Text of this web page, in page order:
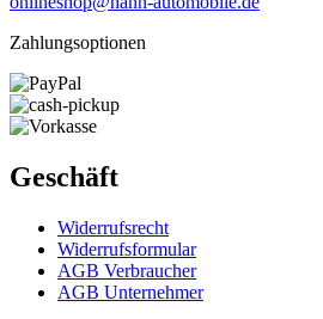
Zahlungsoptionen
Geschäft
Widerrufs­recht
Widerrufs­formular
AGB Verbraucher
AGB Unternehmer